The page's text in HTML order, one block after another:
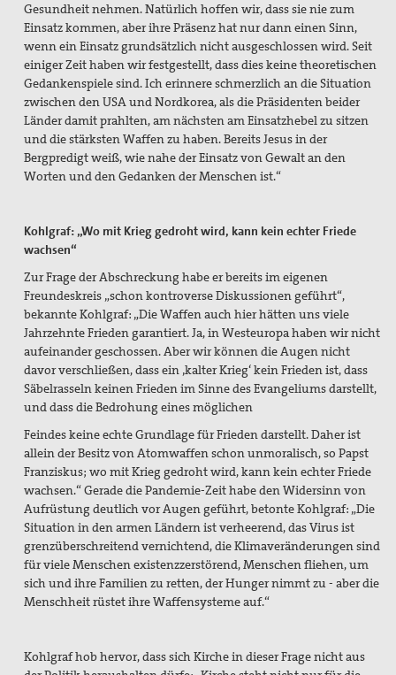
Gesundheit nehmen. Natürlich hoffen wir, dasssie nie zum
Einsatz kommen, aber ihre Präsenz hat nur dann einen Sinn,
wenn ein Einsatz grundsätzlich nicht ausgeschlossen wird. Seit
einiger Zeit haben wir festgestellt, dass dies keine theoretischen
Gedankenspiele sind. Ich erinnere schmerzlich an die Situation
zwischen den USA und Nordkorea, als die Präsidenten beider
Länder damit prahlten, am nächsten am Einsatzhebelzu sitzen
und die stärksten Waffen zu haben. Bereits Jesus in der
Bergpredigt weiß, wie nahe der Einsatz von Gewalt an den
Worten und den Gedanken der Menschen ist.“
Kohlgraf: „Wo mit Krieg gedroht wird, kann kein echter Friede
wachsen“
Zur Frage der Abschreckung habe er bereits im eigenen
Freundeskreis „schon kontroverse Diskussionen geführt“,
bekannte Kohlgraf: „Die Waffen auch hier hätten uns viele
Jahrzehnte Frieden garantiert. Ja, in Westeuropa haben wir nicht
aufeinander geschossen. Aber wir können die Augen nicht
davor verschließen, dass ein ‚kalter Krieg‘ kein Frieden ist, dass
Säbelrasseln keinen Frieden im Sinne des Evangeliums darstellt,
und dass die Bedrohung eines möglichen
Feindes keine echte Grundlage für Frieden darstellt. Daher ist
allein der Besitz von Atomwaffen schon unmoralisch, so Papst
Franziskus; wo mit Krieg gedroht wird, kann kein echter Friede
wachsen.“ Gerade die Pandemie-Zeit habe den Widersinn von
Aufrüstung deutlich vor Augen geführt, betonte Kohlgraf: „Die
Situation in den armen Ländern ist verheerend, das Virus ist
grenzüberschreitend vernichtend, die Klimaveränderungen sind
für viele Menschen existenzzerstörend, Menschen fliehen, um
sich und ihre Familien zu retten, der Hunger nimmt zu - aber die
Menschheit rüstet ihre Waffensysteme auf.“
Kohlgraf hob hervor, dass sich Kirche in dieser Frage nicht aus